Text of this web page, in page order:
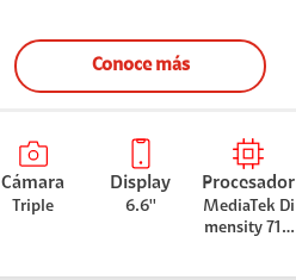
Conoce más
Cámara
Triple
Display
6.6''
Procesador
MediaTek Di
mensity 710